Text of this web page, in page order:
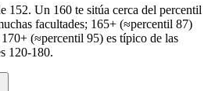
152. Un 160 te sitúa cerca del percentil
facultades; 165+ (≈percentil 87)
(≈percentil 95) es típico de las
120-180.